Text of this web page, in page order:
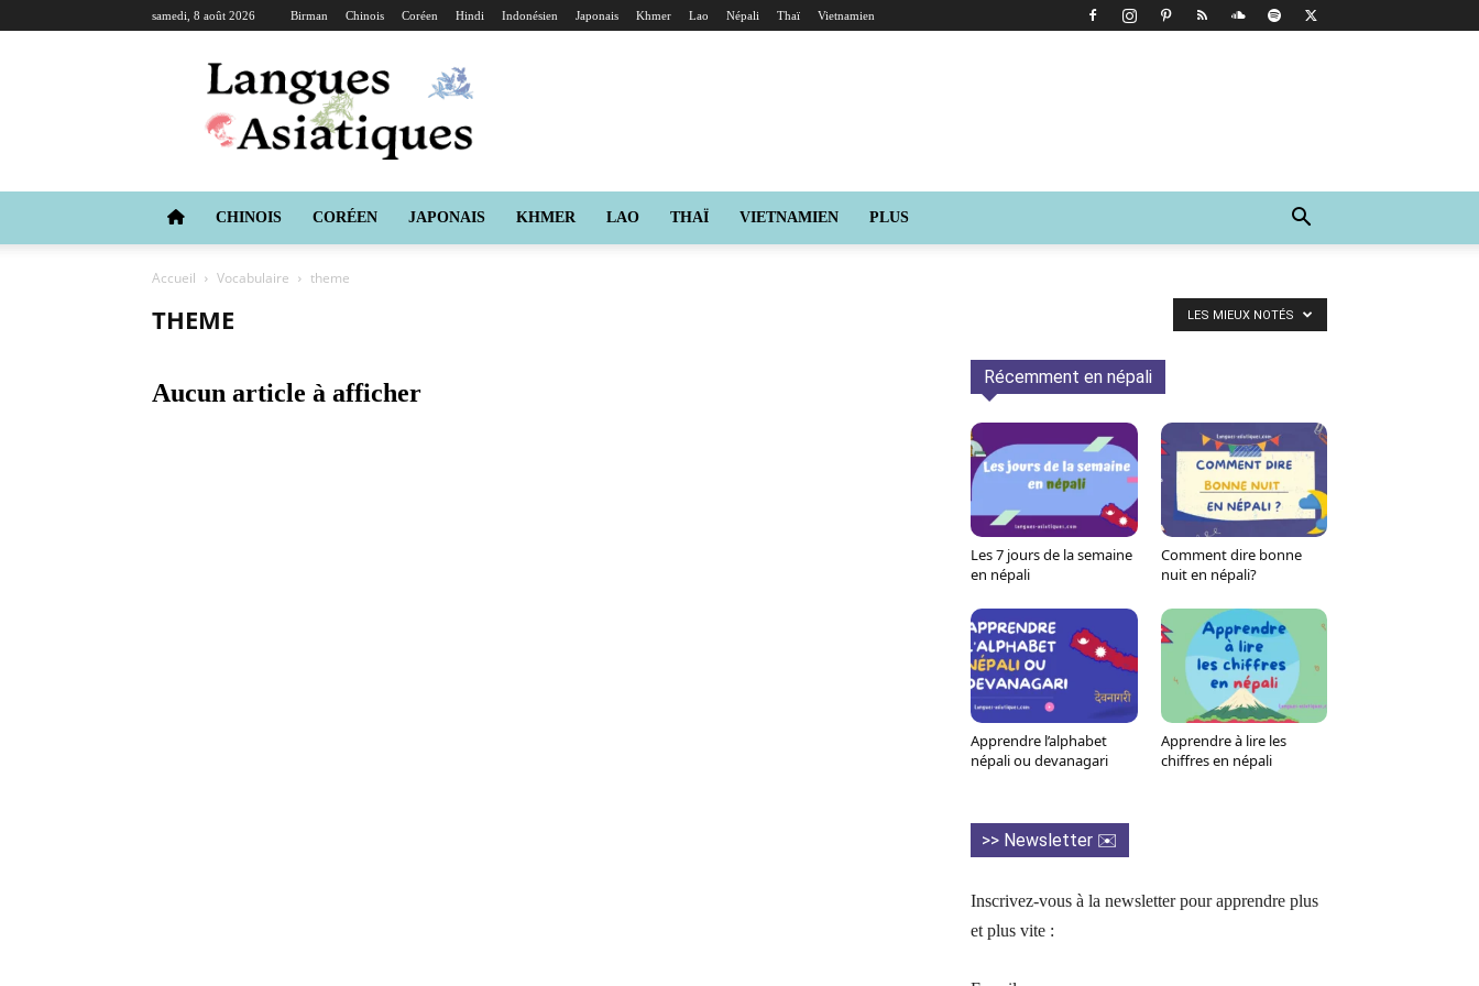
samedi, 8 août 2026 Birman Chinois Coréen Hindi Indonésien Japonais Khmer Lao Népali Thaï Vietnamien
Langues
Asiatiques
CHINOIS CORÉEN JAPONAIS KHMER LAO THAÏ VIETNAMIEN PLUS
Accueil Vocabulaire theme
THEME LES MIEUX NOTÉS
Aucun article à afficher
Récemment en népali
Les 7 jours de la semaine
en népali
Comment dire bonne
nuit en népali?
Apprendre l’alphabet
népali ou devanagari
Apprendre à lire les
chiffres en népali
>> Newsletter ✉️
Inscrivez-vous à la newsletter pour apprendre plus
et plus vite :